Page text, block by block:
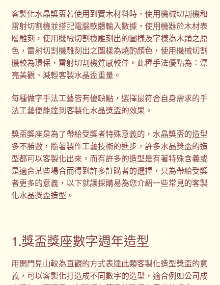
客製化水晶獎盃若使用到實木材料時，使用機械切割機和
雷射切割機並搭配電腦軟體輸入數據，使用機器於木材表
層雕刻，使用機械切割機雕刻出的圖樣及字樣為木頭之原
色，雷射切割機雕刻出之圖樣為燒酌顏色，使用機械切割
機較為環保，雷射切割機質感較佳。此種手法優點為：漂
亮美觀、減輕客製水晶盃重量。
每種做字手法工藝皆有優缺點，選擇最符合自身需求的手
法工藝便能達到客製化水晶獎盃的效果。
獎盃獎座是為了帶給受獎者特殊意義的，水晶獎盃的造型
多不勝數，隨著製作工藝技術的進步，許多水晶獎盃的造
型都可以客製化出來，而有許多的造型是有著特殊含義或
是適合某些場合而得到許多訂購者的選擇，只為帶給受獎
者更多的意義，以下就讓採購易為您介紹一些常見的客製
化水晶獎盃造型。
1.獎盃獎座數字週年造型
用開門見山較為直觀的方式表達此類客製化造型獎盃的意
義，可以客製化打造成不同數字的造型，適合例如公司成